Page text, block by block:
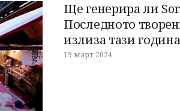
Ще генерира ли
Последното
излиза тази година
19 март 2024